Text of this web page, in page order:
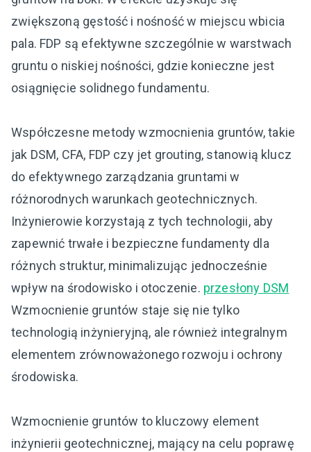
zwiększoną gęstość i nośność w miejscu wbicia
pala. FDP są efektywne szczególnie w warstwach
gruntu o niskiej nośności, gdzie konieczne jest
osiągnięcie solidnego fundamentu.
Współczesne metody wzmocnienia gruntów, takie
jak DSM, CFA, FDP czy jet grouting, stanowią klucz
do efektywnego zarządzania gruntami w
różnorodnych warunkach geotechnicznych.
Inżynierowie korzystają z tych technologii, aby
zapewnić trwałe i bezpieczne fundamenty dla
różnych struktur, minimalizując jednocześnie
wpływ na środowisko i otoczenie. przesłony DSM
Wzmocnienie gruntów staje się nie tylko
technologią inżynieryjną, ale również integralnym
elementem zrównoważonego rozwoju i ochrony
środowiska.
Wzmocnienie gruntów to kluczowy element
inżynierii geotechnicznej, mający na celu poprawę